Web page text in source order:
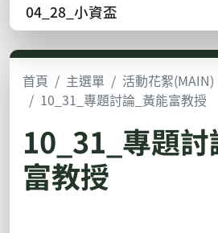
04_28_小資盃
首頁 主選單 活動花絮(MAIN)
10_31_專題討論_黃能富教授
10_31_專題
富教授